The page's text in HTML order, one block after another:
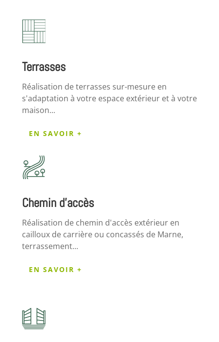
Terrasses
Réalisation de terrasses sur-mesure en
s'adaptation à votre espace extérieur et à votre
maison...
EN SAVOIR +
Chemin d'accès
Réalisation de chemin d'accès extérieur en
cailloux de carrière ou concassés de Marne,
terrassement...
EN SAVOIR +